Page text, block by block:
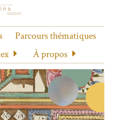
Parcours thématiques
À propos